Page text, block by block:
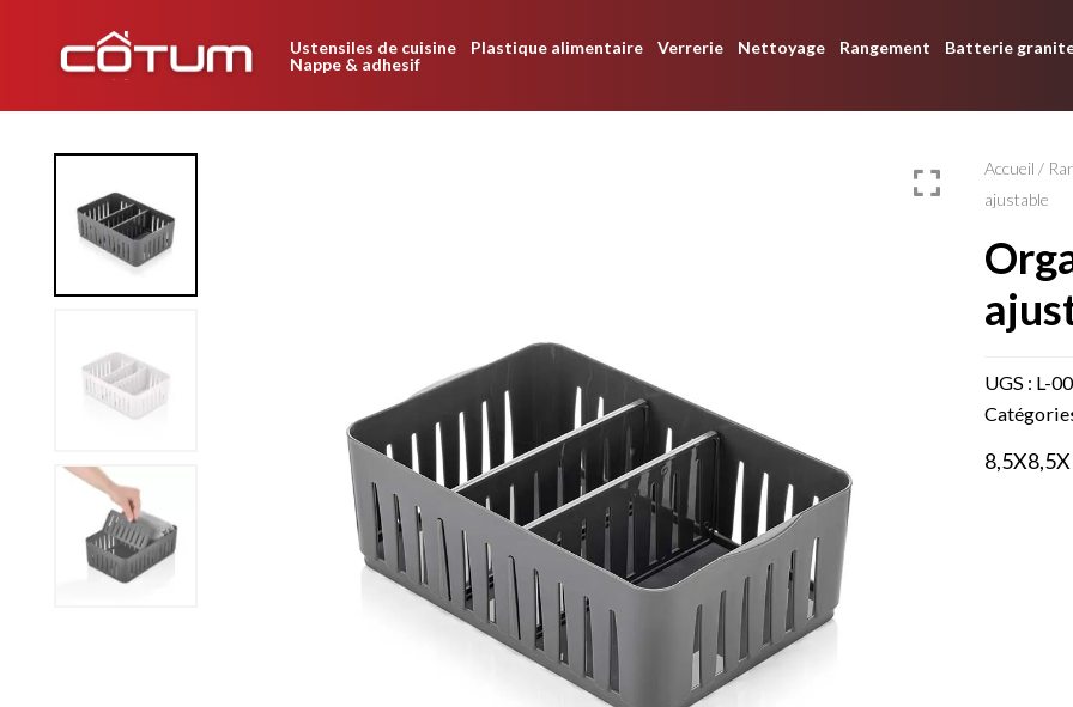
Ustensiles de cuisine Plastique alimentaire Verrerie Nettoyage Rangement
Batterie
Nappe & adhesif
Accueil /
ajustable
organisateur carré
UGS : L-